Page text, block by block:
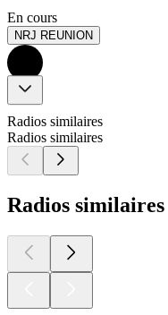
En cours
NRJ REUNION
Radios similaires
Radios similaires
Radios similaires